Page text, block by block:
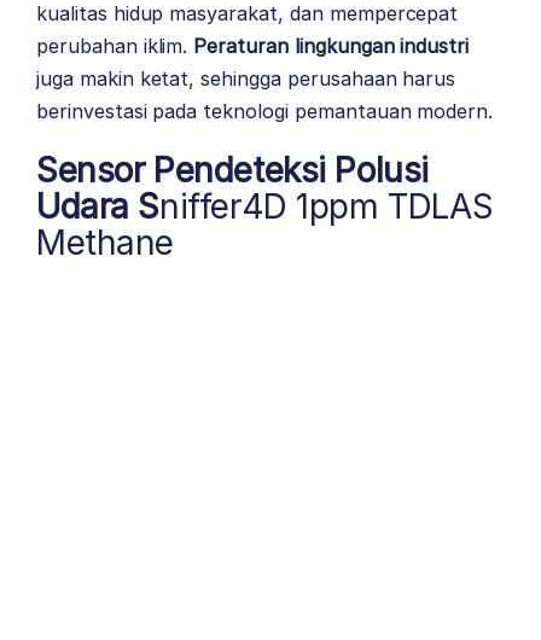
kualitas hidup masyarakat, dan mempercepat
perubahan iklim. Peraturan lingkungan industri
juga makin ketat, sehingga perusahaan harus
berinvestasi pada teknologi pemantauan modern.
Sensor Pendeteksi Polusi
Udara Sniffer4D 1ppm TDLAS
Methane